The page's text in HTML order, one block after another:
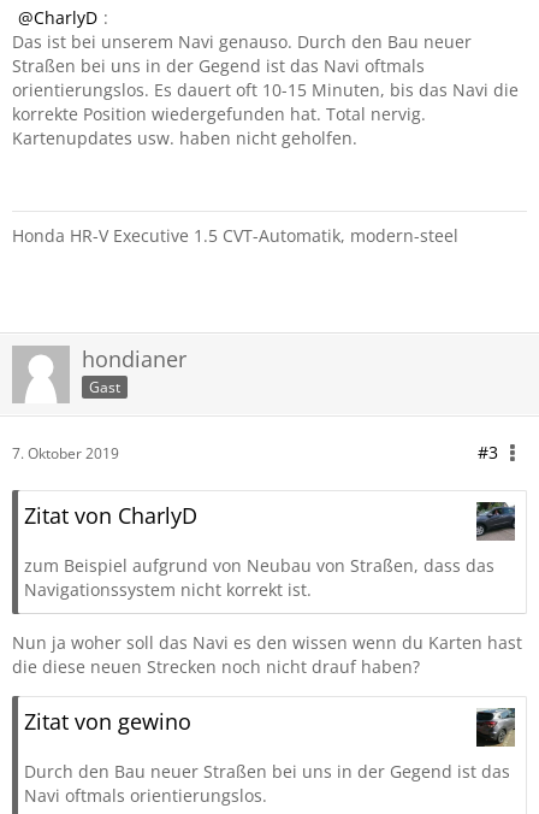
CharlyD :
Das ist bei unserem Navi genauso. Durch den Bau neuer
Straßen bei uns in der Gegend ist das Navi oftmals
orientierungslos. Es dauert oft 10-15 Minuten, bis das Navi die
korrekte Position wiedergefunden hat. Total nervig.
Kartenupdates usw. haben nicht geholfen.
Honda HR-V Executive 1.5 CVT-Automatik, modern-steel
hondianer
Gast
7. Oktober 2019 #3
Zitat von CharlyD
zum Beispiel aufgrund von Neubau von Straßen, dass das
Navigationssystem nicht korrekt ist.
Nun ja woher soll das Navi es den wissen wenn du Karten hast
die diese neuen Strecken noch nicht drauf haben?
Zitat von gewino
Durch den Bau neuer Straßen bei uns in der Gegend ist das
Navi oftmals orientierungslos.